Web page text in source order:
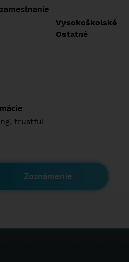
Vysokoškolské
Ostatné
trustful
Zoznámenie